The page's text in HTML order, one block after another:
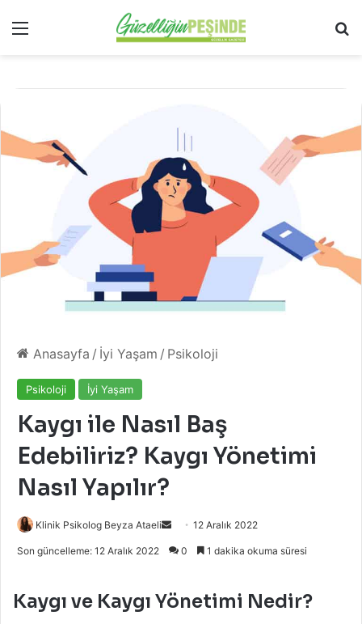
Menü
Anasayfa / İyi Yaşam / Psikoloji
Psikoloji İyi Yaşam
Kaygı ile Nasıl Baş
Edebiliriz? Kaygı Yönetimi
Nasıl Yapılır?
Klinik Psikolog Beyza Ataeli
Bir
e-
12 Aralık 2022
Son güncelleme: 12 Aralık 2022 0 1 dakika okuma süresi
Kaygı ve Kaygı Yönetimi Nedir?